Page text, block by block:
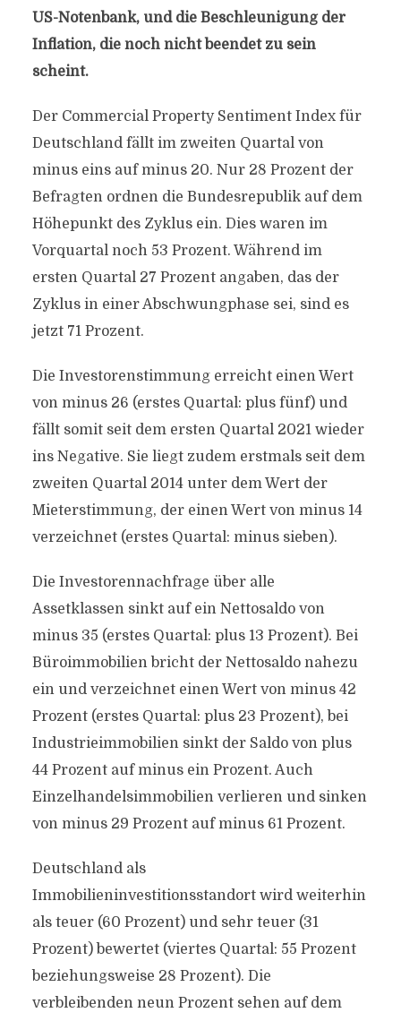
US-Notenbank, und die Beschleunigung der
Inflation, die noch nicht beendet zu sein
scheint.
Der Commercial Property Sentiment Index für
Deutschland fällt im zweiten Quartal von
minus eins auf minus 20. Nur 28 Prozent der
Befragten ordnen die Bundesrepublik auf dem
Höhepunkt des Zyklus ein. Dies waren im
Vorquartal noch 53 Prozent. Während im
ersten Quartal 27 Prozent angaben, das der
Zyklus in einer Abschwungphase sei, sind es
jetzt 71 Prozent.
Die Investorenstimmung erreicht einen Wert
von minus 26 (erstes Quartal: plus fünf) und
fällt somit seit dem ersten Quartal 2021 wieder
ins Negative. Sie liegt zudem erstmals seit dem
zweiten Quartal 2014 unter dem Wert der
Mieterstimmung, der einen Wert von minus 14
verzeichnet (erstes Quartal: minus sieben).
Die Investorennachfrage über alle
Assetklassen sinkt auf ein Nettosaldo von
minus 35 (erstes Quartal: plus 13 Prozent). Bei
Büroimmobilien bricht der Nettosaldo nahezu
ein und verzeichnet einen Wert von minus 42
Prozent (erstes Quartal: plus 23 Prozent), bei
Industrieimmobilien sinkt der Saldo von plus
44 Prozent auf minus ein Prozent. Auch
Einzelhandelsimmobilien verlieren und sinken
von minus 29 Prozent auf minus 61 Prozent.
Deutschland als
Immobilieninvestitionsstandort wird weiterhin
als teuer (60 Prozent) und sehr teuer (31
Prozent) bewertet (viertes Quartal: 55 Prozent
beziehungsweise 28 Prozent). Die
verbleibenden neun Prozent sehen auf dem